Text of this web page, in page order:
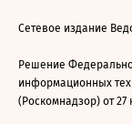
Сетевое издание
Решение
информационных
(Роскомнадзор) от 27